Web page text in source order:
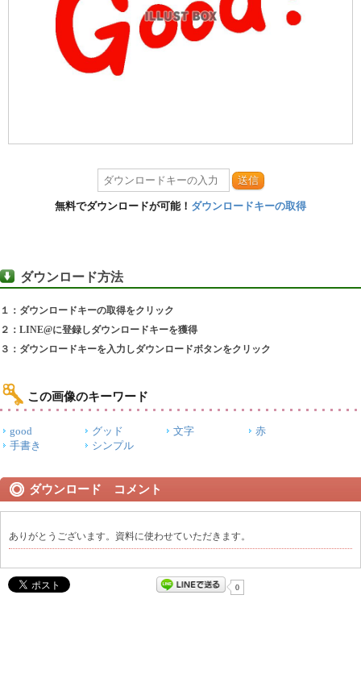
送信
無料でダウンロードが可能！ ダウンロードキーの取得
ダウンロード方法
１：ダウンロードキーの取得をクリック
２：LINE@に登録しダウンロードキーを獲得
３：ダウンロードキーを入力しダウンロードボタンをクリック
この画像のキーワード
good グッド 文字
赤
手書き
シンプル
ダウンロード コメント
ありがとうございます。資料に使わせていただきます。
0